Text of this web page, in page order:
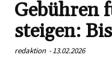
Gebühren
steigen:
redaktion -13.02.2026